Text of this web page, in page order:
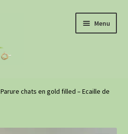
Menu
Parure chats en gold filled – Ecaille de